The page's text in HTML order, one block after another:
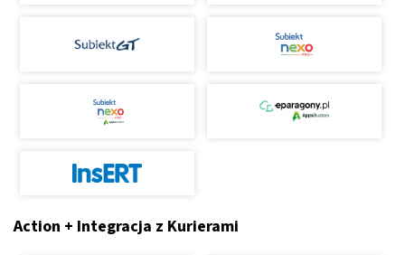
Action + Integracja z Kurierami